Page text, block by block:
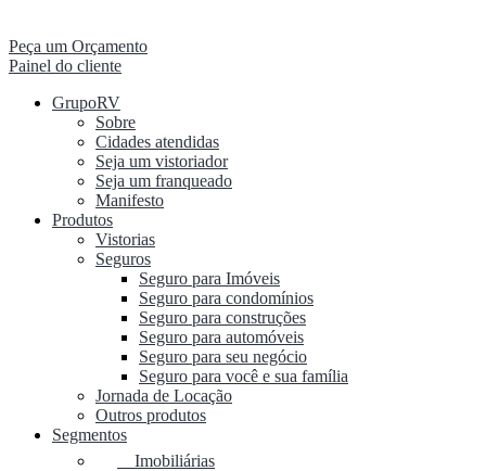
Peça um Orçamento
Painel do cliente
GrupoRV
Sobre
Cidades atendidas
Seja um vistoriador
Seja um franqueado
Manifesto
Produtos
Vistorias
Seguros
Seguro para Imóveis
Seguro para condomínios
Seguro para construções
Seguro para automóveis
Seguro para seu negócio
Seguro para você e sua família
Jornada de Locação
Outros produtos
Segmentos
Imobiliárias